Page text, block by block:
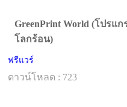
GreenPrint World (โปรแ
โลกร้อน)
ฟรีแวร์
ดาวน์โหลด : 723